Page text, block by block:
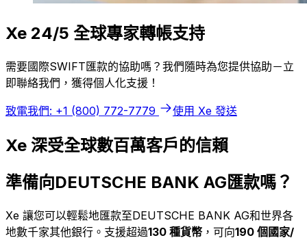
Xe 24/5 全球專家轉帳支持
需要國際SWIFT匯款的協助嗎？我們隨時為您提供協助－立
即聯絡我們，獲得個人化支援！
致電我們: +1 (800) 772-7779 使用 Xe 發送
Xe 深受全球數百萬客戶的信賴
準備向DEUTSCHE BANK AG匯款嗎？
Xe 讓您可以輕鬆地匯款至DEUTSCHE BANK AG和世界各
地數千家其他銀行。支援超過130 種貨幣 ，可向190 個國家/